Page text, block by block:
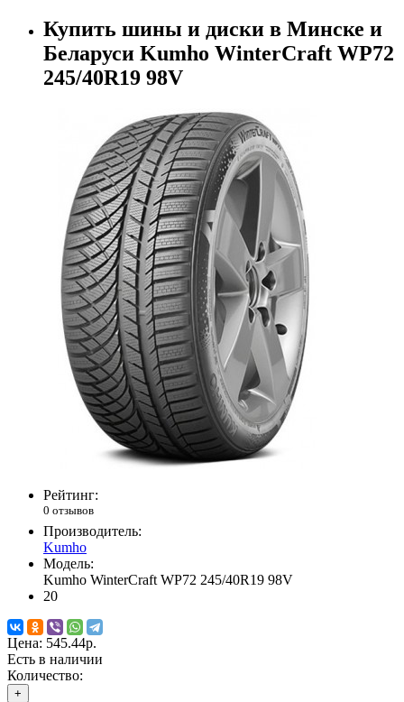
Купить шины и диски в Минске и
Беларуси Kumho WinterCraft WP72
245/40R19 98V
Рейтинг:
0 отзывов
Производитель:
Kumho
Модель:
Kumho WinterCraft WP72 245/40R19 98V
20
Цена: 545.44р.
Есть в наличии
Количество:
+